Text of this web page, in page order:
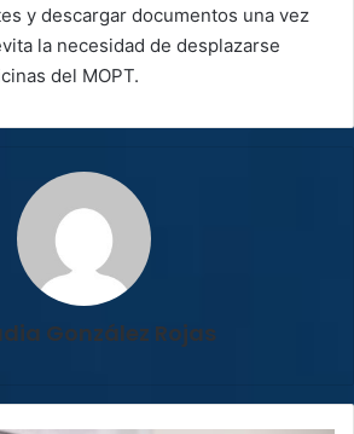
y descargar documentos una vez
la necesidad de desplazarse
del MOPT.
González Rojas